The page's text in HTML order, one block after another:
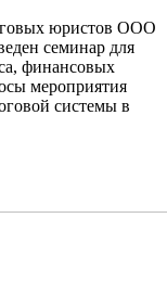
юристов ООО
семинар для
финансовых
мероприятия
системы в